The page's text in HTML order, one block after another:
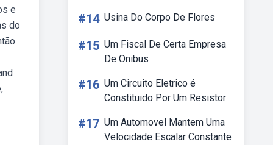
e
do
#14 Usina Do Corpo De Flores
#15 Um Fiscal De Certa Empresa
De Onibus
#16 Um Circuito Eletrico é
Constituido Por Um Resistor
#17 Um Automovel Mantem Uma
Velocidade Escalar Constante